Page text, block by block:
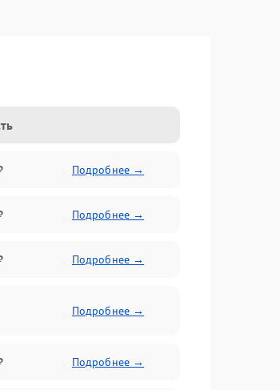
Подробнее →
Подробнее →
Подробнее →
Подробнее →
Подробнее →